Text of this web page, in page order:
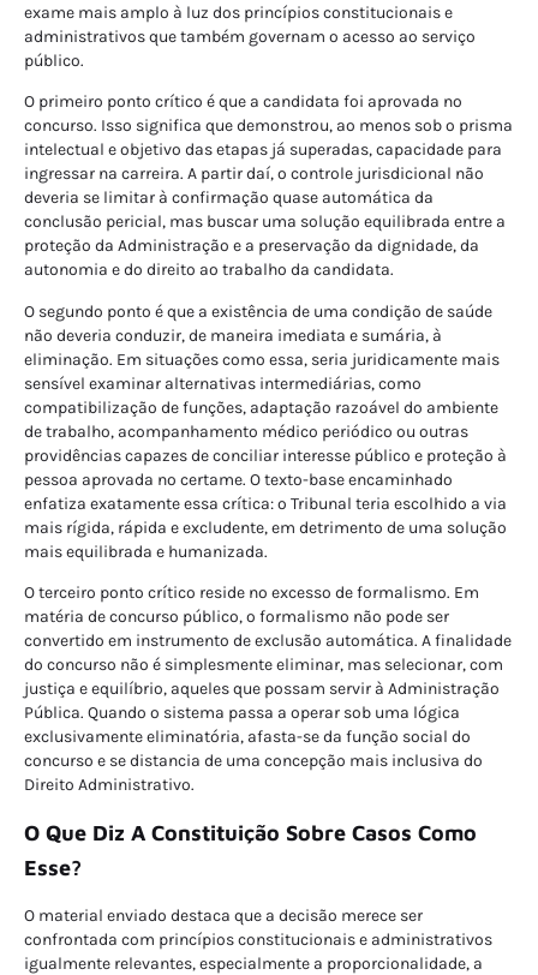
exame mais amplo à luz dos princípios constitucionais e
administrativos que também governam o acesso ao serviço
público.
O primeiro ponto crítico é que a candidata foi aprovada no
concurso. Isso significa que demonstrou, ao menos sob o prisma
intelectual e objetivo das etapas já superadas, capacidade para
ingressar na carreira. A partir daí, o controle jurisdicional não
deveria se limitar à confirmação quase automática da
conclusão pericial, mas buscar uma solução equilibrada entre a
proteção da Administração e a preservação da dignidade, da
autonomia e do direito ao trabalho da candidata.
O segundo ponto é que a existência de uma condição de saúde
não deveria conduzir, de maneira imediata e sumária, à
eliminação. Em situações como essa, seria juridicamente mais
sensível examinar alternativas intermediárias, como
compatibilização de funções, adaptação razoável do ambiente
de trabalho, acompanhamento médico periódico ou outras
providências capazes de conciliar interesse público e proteção à
pessoa aprovada no certame. O texto-base encaminhado
enfatiza exatamente essa crítica: o Tribunal teria escolhido a via
mais rígida, rápida e excludente, em detrimento de uma solução
mais equilibrada e humanizada.
O terceiro ponto crítico reside no excesso de formalismo. Em
matéria de concurso público, o formalismo não pode ser
convertido em instrumento de exclusão automática. A finalidade
do concurso não é simplesmente eliminar, mas selecionar, com
justiça e equilíbrio, aqueles que possam servir à Administração
Pública. Quando o sistema passa a operar sob uma lógica
exclusivamente eliminatória, afasta-se da função social do
concurso e se distancia de uma concepção mais inclusiva do
Direito Administrativo.
O Que Diz A Constituição Sobre Casos Como
Esse?
O material enviado destaca que a decisão merece ser
confrontada com princípios constitucionais e administrativos
igualmente relevantes, especialmente a proporcionalidade, a